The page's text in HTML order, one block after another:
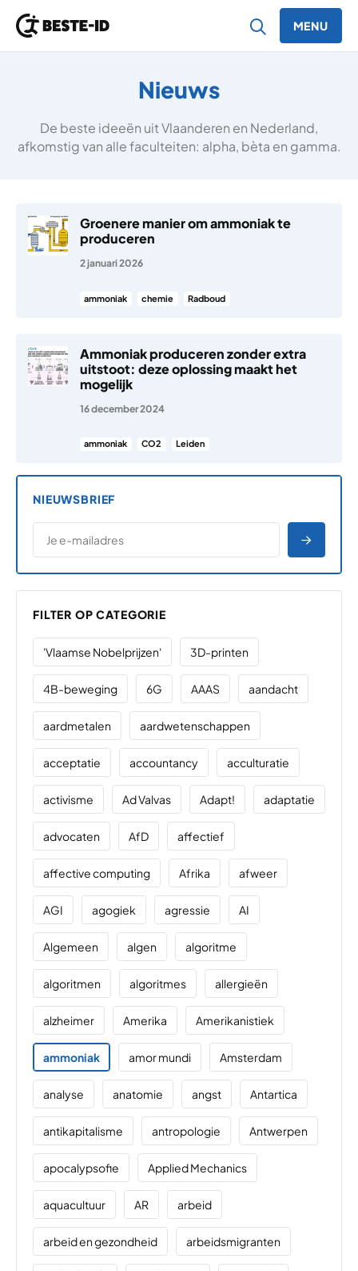
MENU
Nieuws
De beste ideeën uit Vlaanderen en Nederland,
afkomstig van alle faculteiten: alpha, bèta en gamma.
Groenere manier om ammoniak te
produceren
2 januari 2026
ammoniak chemie Radboud
Ammoniak produceren zonder extra
uitstoot: deze oplossing maakt het
mogelijk
16 december 2024
ammoniak CO2 Leiden
NIEUWSBRIEF
E-MAILADRES
*
FILTER OP CATEGORIE
'Vlaamse Nobelprijzen' 3D-printen
4B-beweging 6G AAAS aandacht
aardmetalen aardwetenschappen
acceptatie accountancy acculturatie
activisme Ad Valvas Adapt! adaptatie
advocaten AfD affectief
affective computing Afrika afweer
AGI agogiek agressie AI
Algemeen algen algoritme
algoritmen algoritmes allergieën
alzheimer Amerika Amerikanistiek
ammoniak amor mundi Amsterdam
analyse anatomie angst Antartica
antikapitalisme antropologie Antwerpen
apocalypsofie Applied Mechanics
aquacultuur AR arbeid
arbeid en gezondheid arbeidsmigranten